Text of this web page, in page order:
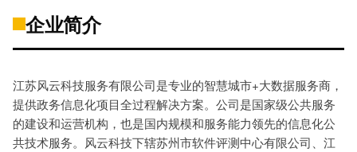
企业简介
江苏风云科技服务有限公司是专业的智慧城市+大数据服务商，
提供政务信息化项目全过程解决方案。公司是国家级公共服务
的建设和运营机构，也是国内规模和服务能力领先的信息化公
共技术服务。风云科技下辖苏州市软件评测中心有限公司、江